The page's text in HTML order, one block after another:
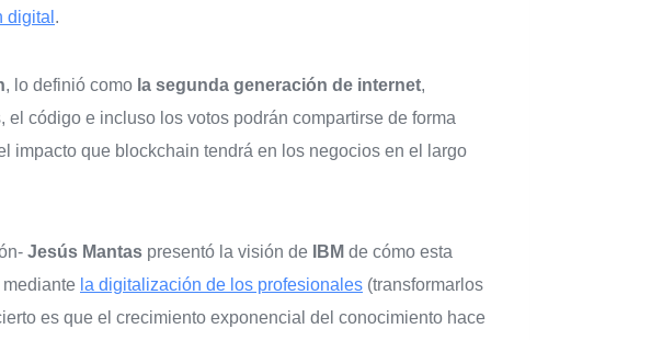
digital .
, lo definió como la segunda generación de internet,
código e incluso los votos podrán compartirse de forma
impacto que blockchain tendrá en los negocios en el largo
Jesús Mantas presentó la visión de IBM de cómo esta
la digitalización de los profesionales (transformarlos
es que el crecimiento exponencial del conocimiento hace